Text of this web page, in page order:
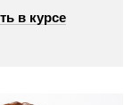
в курсе